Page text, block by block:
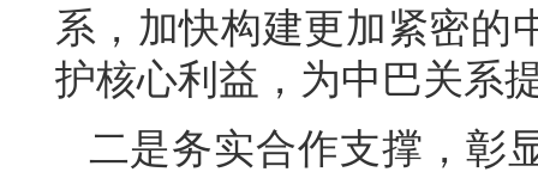
系，加快构建更加紧密的
护核心利益，为中巴关系
二是务实合作支撑，彰